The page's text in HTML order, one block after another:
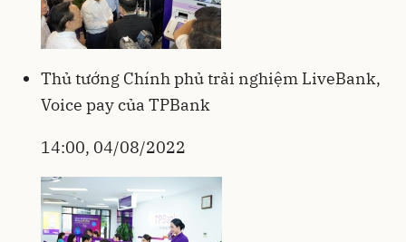
Thủ tướng Chính phủ trải nghiệm LiveBank,
Voice pay của TPBank
14:00, 04/08/2022